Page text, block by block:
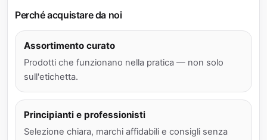
Perché acquistare da noi
Assortimento curato
Prodotti che funzionano nella pratica — non solo
sull'etichetta.
Principianti e professionisti
Selezione chiara, marchi affidabili e consigli senza